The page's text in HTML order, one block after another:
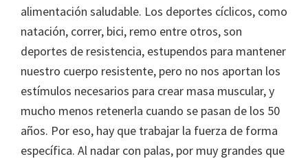
alimentación saludable. Los deportes cíclicos, como
natación, correr, bici, remo entre otros, son
deportes de resistencia, estupendos para mantener
nuestro cuerpo resistente, pero no nos aportan los
estímulos necesarios para crear masa muscular, y
mucho menos retenerla cuando se pasan de los 50
años. Por eso, hay que trabajar la fuerza de forma
específica. Al nadar con palas, por muy grandes que